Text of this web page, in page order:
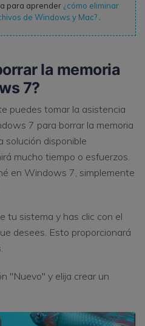
para aprender ¿cómo eliminar
de Windows y Mac?
la memoria
7?
puedes tomar la asistencia
7 para borrar la memoria
solución disponible
mucho tiempo o esfuerzos.
en Windows 7, simplemente
tu sistema y has clic con el
desees. Esto proporcionará
"Nuevo" y elija crear un